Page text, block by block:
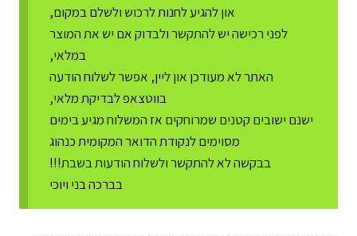
און להגיע לחנות לרכוש ולשלם במקום,
לפני רכישה יש להתקשר ולבדוק אם יש את המוצר
במלאי,
האתר לא מעודכן און ליין, אפשר לשלוח הודעה
בווטצאפ לבדיקת מלאי,
ישנם ישובים קטנים שמרוחקים אז המשלוח מגיע בימים
מסוימים לנקודת הדואר המקומית כנהוג
בבקשה לא להתקשר ולשלוח הודעות בשבת!!!
בברכה בני ויוכי